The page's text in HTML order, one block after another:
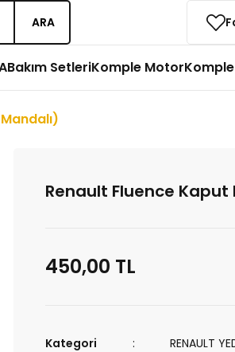
ARA
Bakım SetleriKomple Motor
Renault Fluence Kaput
450,00 TL
Kategori RENAULT